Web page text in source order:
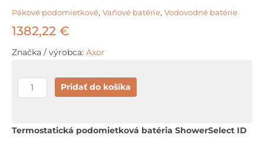
Pákové podomietkové, Vaňové batérie, Vodovodné batérie
1382,22 €
Značka / výrobca: Axor
množstvo
Axor
ID
Pridať do košíka
Termostatická podomietková batéria ShowerSelect ID